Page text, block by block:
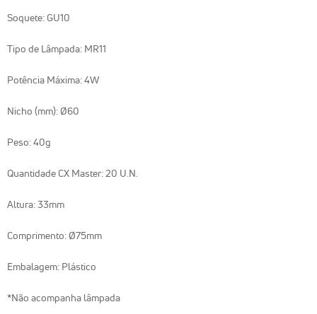
Soquete: GU10
Tipo de Lâmpada: MR11
Potência Máxima: 4W
Nicho (mm): Ø60
Peso: 40g
Quantidade CX Master: 20 U.N.
Altura: 33mm
Comprimento: Ø75mm
Embalagem: Plástico
*Não acompanha lâmpada